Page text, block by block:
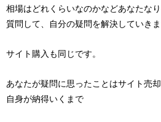
相場はどれくらいなのかなどあなたな
質問して、自分の疑問を解決していきま
サイト購入も同じです。
あなたが疑問に思ったことはサイト売
自身が納得いくまで